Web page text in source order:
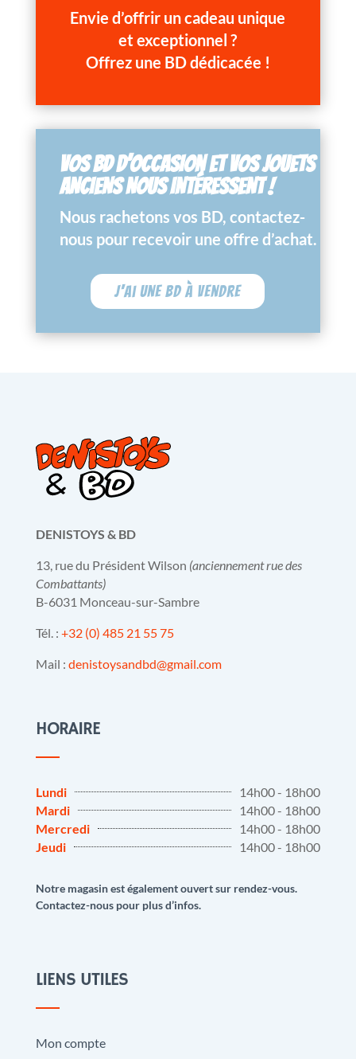
Envie d’offrir un cadeau unique
et exceptionnel ?
Offrez une BD dédicacée !
VOS BD D’OCCASION ET VOS JOUETS
ANCIENS NOUS INTÉRESSENT !
Nous rachetons vos BD, contactez-
nous pour recevoir une offre d’achat.
J'ai une BD à vendre
DENISTOYS & BD
13, rue du Président Wilson (anciennement rue des
Combattants)
B-6031 Monceau-sur-Sambre
Tél. : +32 (0) 485 21 55 75
Mail : denistoysandbd@gmail.com
HORAIRE
Lundi
14h00 - 18h00
Mardi
14h00 - 18h00
Mercredi
14h00 - 18h00
Jeudi
14h00 - 18h00
Notre magasin est également ouvert sur rendez-vous.
Contactez-nous pour plus d’infos.
LIENS UTILES
Mon compte